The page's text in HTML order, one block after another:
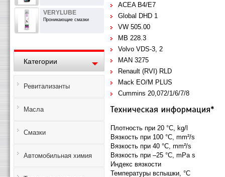
VERYLUBE
Проникающие смазки
Категории
Ревитализанты
Масла
Смазки
Автомобильная химия
ACEA B4/E7
Global DHD 1
VW 505.00
MB 228.3
Volvo VDS-3, 2
MAN 3275
Renault (RVI) RLD
Mack EO/M PLUS
Cummins 20,072/1/6/7/8
Плотность при 20 °C, kg/l
Вязкость при 100 °C, mm²/s
Вязкость при 40 °C, mm²/s
Вязкость при –25 °C, mPa s
Индекс вязкости
Температуры вспышки, °C